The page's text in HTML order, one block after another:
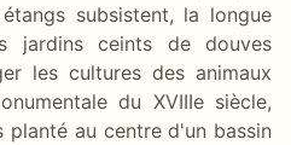
subsistent, la longue
jardins ceints de douves
les cultures des animaux
du XVIIIe siècle,
au centre d'un bassin